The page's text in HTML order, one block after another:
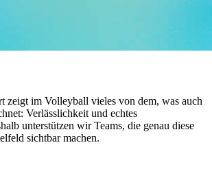
zeigt im Volleyball vieles von dem, was auch
Verlässlichkeit und echtes
unterstützen wir Teams, die genau diese
sichtbar machen.